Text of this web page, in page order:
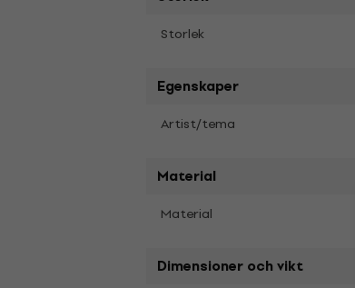
Storlek
Egenskaper
Artist/tema
Material
Material
Dimensioner och vikt